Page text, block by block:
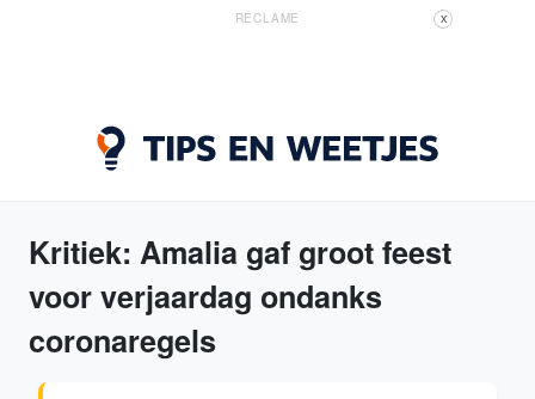
RECLAME X
Kritiek: Amalia gaf groot feest
voor verjaardag ondanks
coronaregels